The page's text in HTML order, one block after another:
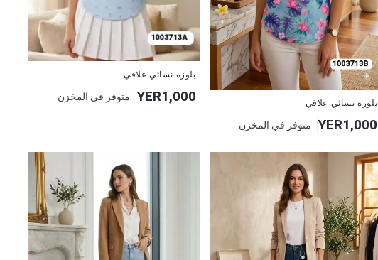
بلوزه نسائي علاقي
YER1,000 متوفر في المخزن
بلوزه نسائي علاقي
YER1,000 متوفر في المخزن